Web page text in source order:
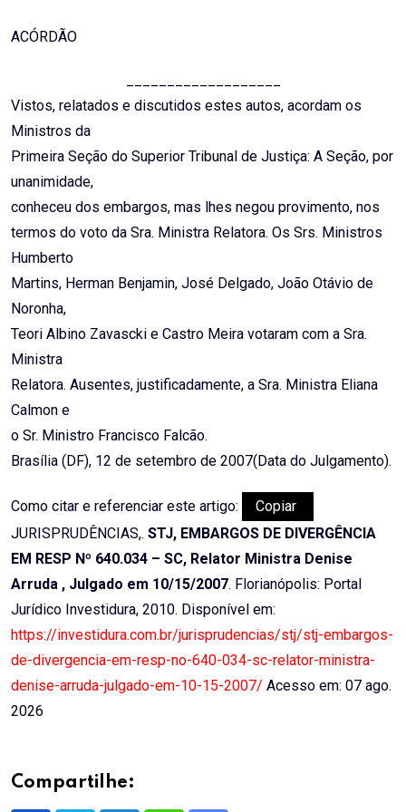
ACÓRDÃO
Vistos, relatados e discutidos estes autos, acordam os
Ministros da
Primeira Seção do Superior Tribunal de Justiça: A Seção, por
unanimidade,
conheceu dos embargos, mas lhes negou provimento, nos
termos do voto da Sra. Ministra Relatora. Os Srs. Ministros
Humberto
Martins, Herman Benjamin, José Delgado, João Otávio de
Noronha,
Teori Albino Zavascki e Castro Meira votaram com a Sra.
Ministra
Relatora. Ausentes, justificadamente, a Sra. Ministra Eliana
Calmon e
o Sr. Ministro Francisco Falcão.
Brasília (DF), 12 de setembro de 2007(Data do Julgamento).
Como citar e referenciar este artigo:
Copiar
JURISPRUDÊNCIAS,. STJ, EMBARGOS DE DIVERGÊNCIA
EM RESP Nº 640.034 – SC, Relator Ministra Denise
Arruda , Julgado em 10/15/2007. Florianópolis: Portal
Jurídico Investidura, 2010. Disponível em:
https://investidura.com.br/jurisprudencias/stj/stj-embargos-
de-divergencia-em-resp-no-640-034-sc-relator-ministra-
denise-arruda-julgado-em-10-15-2007/ Acesso em: 07 ago.
2026
Compartilhe: